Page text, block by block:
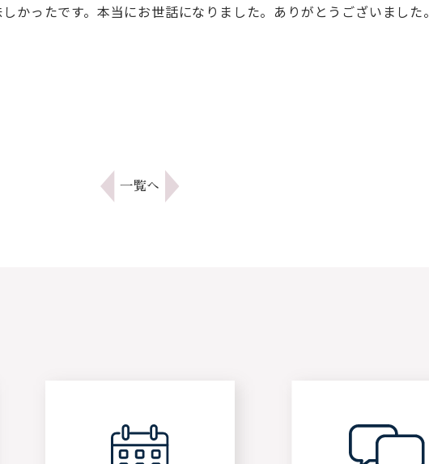
かったです。本当にお世話になりました。ありがとうございました。
一覧へ